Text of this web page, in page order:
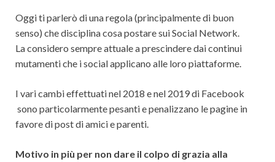
Oggi ti parlerò di una regola (principalmente di buon
senso) che disciplina cosa postare sui Social Network.
La considero sempre attuale a prescindere dai continui
mutamenti che i social applicano alle loro piattaforme.
I vari cambi effettuati nel 2018 e nel 2019 di Facebook
sono particolarmente pesanti e penalizzano le pagine in
favore di post di amici e parenti.
Motivo in più per non dare il colpo di grazia alla